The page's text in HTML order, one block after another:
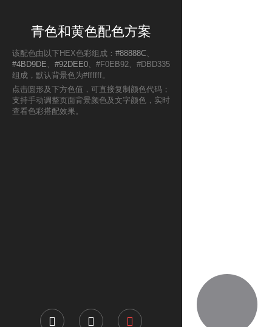
青色和黄色配色方案
该配色由以下HEX色彩组成： #88888C、
#4BD9DE 、 #92DEE0、#F0EB92、#DBD335
组成，默认背景色为#ffffff。
点击圆形及下方色值，可直接复制颜色代码；
支持手动调整页面背景颜色及文字颜色，实时
查看色彩搭配效果。